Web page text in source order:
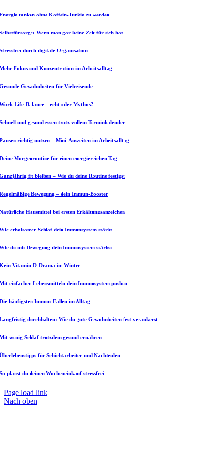
Energie tanken ohne Koffein-Junkie zu werden
Selbstfürsorge: Wenn man gar keine Zeit für sich hat
Stressfrei durch digitale Organisation
Mehr Fokus und Konzentration im Arbeitsalltag
Gesunde Gewohnheiten für Vielreisende
Work-Life-Balance – echt oder Mythos?
Schnell und gesund essen trotz vollem Terminkalender
Pausen richtig nutzen – Mini-Auszeiten im Arbeitsalltag
Deine Morgenroutine für einen energiereichen Tag
Ganzjährig fit bleiben – Wie du deine Routine festigst
Regelmäßige Bewegung – dein Immun-Booster
Natürliche Hausmittel bei ersten Erkältungsanzeichen
Wie erholsamer Schlaf dein Immunsystem stärkt
Wie du mit Bewegung dein Immunsystem stärkst
Kein Vitamin-D-Drama im Winter
Mit einfachen Lebensmitteln dein Immunsystem pushen
Die häufigsten Immun-Fallen im Alltag
Langfristig durchhalten: Wie du gute Gewohnheiten fest verankerst
Mit wenig Schlaf trotzdem gesund ernähren
Überlebenstipps für Schichtarbeiter und Nachteulen
So planst du deinen Wocheneinkauf stressfrei
Page load link
Nach oben